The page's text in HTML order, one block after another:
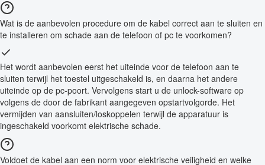
Wat is de aanbevolen procedure om de kabel correct aan te sluiten en
te installeren om schade aan de telefoon of pc te voorkomen?
Het wordt aanbevolen eerst het uiteinde voor de telefoon aan te
sluiten terwijl het toestel uitgeschakeld is, en daarna het andere
uiteinde op de pc-poort. Vervolgens start u de unlock-software op
volgens de door de fabrikant aangegeven opstartvolgorde. Het
vermijden van aansluiten/loskoppelen terwijl de apparatuur is
ingeschakeld voorkomt elektrische schade.
Voldoet de kabel aan een norm voor elektrische veiligheid en welke